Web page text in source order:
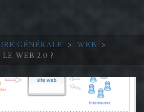
GÉNÉRALE > WEB
>
WEB 2.0 ?